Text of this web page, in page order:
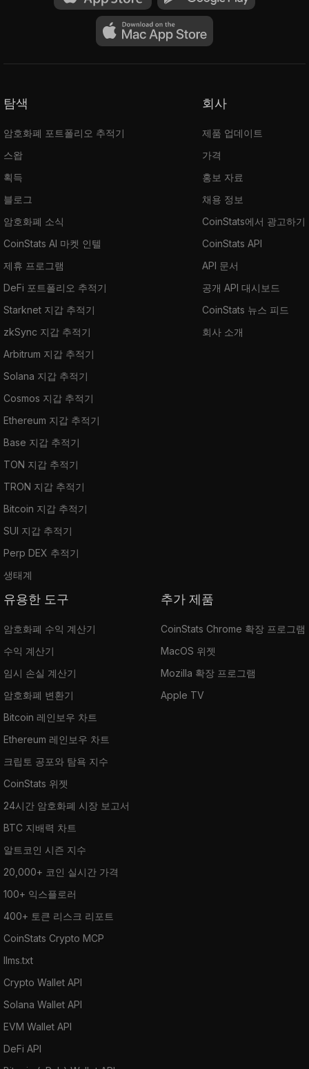
탐색
암호화폐 포트폴리오 추적기
스왑
획득
블로그
암호화폐 소식
CoinStats AI 마켓 인텔
제휴 프로그램
DeFi 포트폴리오 추적기
Starknet 지갑 추적기
zkSync 지갑 추적기
Arbitrum 지갑 추적기
Solana 지갑 추적기
Cosmos 지갑 추적기
Ethereum 지갑 추적기
Base 지갑 추적기
TON 지갑 추적기
TRON 지갑 추적기
Bitcoin 지갑 추적기
SUI 지갑 추적기
Perp DEX 추적기
생태계
회사
제품 업데이트
가격
홍보 자료
채용 정보
CoinStats에서 광고하기
CoinStats API
API 문서
공개 API 대시보드
CoinStats 뉴스 피드
회사 소개
유용한 도구
암호화폐 수익 계산기
수익 계산기
임시 손실 계산기
암호화폐 변환기
Bitcoin 레인보우 차트
Ethereum 레인보우 차트
크립토 공포와 탐욕 지수
CoinStats 위젯
24시간 암호화폐 시장 보고서
BTC 지배력 차트
알트코인 시즌 지수
20,000+ 코인 실시간 가격
100+ 익스플로러
400+ 토큰 리스크 리포트
CoinStats Crypto MCP
llms.txt
Crypto Wallet API
Solana Wallet API
EVM Wallet API
DeFi API
추가 제품
CoinStats Chrome 확장 프로그램
MacOS 위젯
Mozilla 확장 프로그램
Apple TV